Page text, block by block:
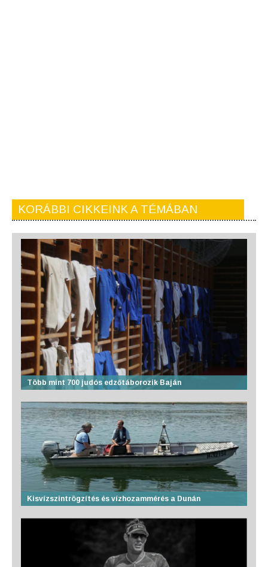
KORÁBBI CIKKEINK A TÉMÁBAN
Több mint 700 judós edzőtáborozik Baján
Kisvízszintrögzítés és vízhozammérés a Dunán